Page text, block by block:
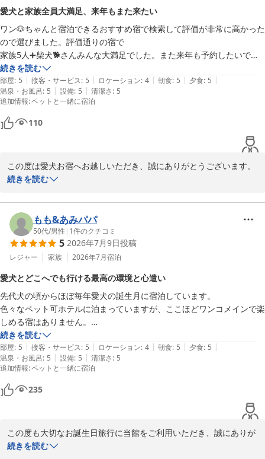
愛犬と家族全員大満足、来年もまた来たい
ワン🐶ちゃんと宿泊できるおすすめ宿で検索して評価が非常に高かった
ので選びました。評価通りの宿で
家族5人➕柴犬🐕さんみんな大満足でした。また来年も予約したいで
す。できたら連泊したい。
大人には嬉しい、プレモルサーバーで飲み放題、子供達もソフトドリン
クやぐり茶飲み放題。
大浴場は、固定のオーガニック系のシャンプー等の他に何種類もの選ん
で使える、シャンプーやボディーソープも置いてあり嬉しかったです。
写真は、夕飯の刺身。勿論新鮮で美味しい。
記念日に無料でお祝いメッセージ付きのケーキを提供して頂き、感謝感
続きを読む
部屋: 5 | 接客・サービス: 5 | ロケーション: 4 | 朝食: 5 | 夕食: 5 |
温泉・お風呂: 5 | 設備: 5 | 清潔さ: 5
追加情報:ペットと一緒に宿泊
110
この度は愛犬お宿へお越しいただき、誠にありがとうございます。
すね)にご満足いただけたとのこと、安心いたしました。
Sちゃんはとても穏やかで、人もわんちゃんも大好きな可愛らしい
姿が印象的でした。スタッフも癒やしの時間をいただき、心より感
謝申し上げます。
うございます。
ご家族皆様でゆったりとした時間をお過ごしいただき、さらに記念
日のお祝いケーキも素敵な思い出のひとつとなりましたこと、大変
光栄でございます。大切な記念日のお手伝いができましたことを嬉
しく思っております。
また来年、ご家族の皆様とSちゃんにお会いできます日を心よりお
待ちしております。
改めまして、この度は当館にご宿泊いただき、誠にありがとうござ
愛犬お宿 伊豆高原
2026-07-30
続きを読む
もも&あみパパ
50代/男性 | 1件のクチコミ
5 2026年7月9日投稿
レジャー 家族 2026年7月宿泊
愛犬とどこへでも行ける最高の環境と心遣い
先代犬の頃からほぼ毎年愛犬の誕生月に宿泊しています。
色々なペット可ホテルに泊まっていますが、ここほどワンコメインで楽
しめる宿はありません。
①ワンコとずっと過ごせます。
一緒にワンコと行けないのは、大浴場くらいです。それ以外の露天風呂
や家族風呂、岩盤浴、カラオケなどどこも一緒に行けます。
②館内での飲み物はオールインクルーシブです。ソフトドリンク以外に
もビール、焼酎、ワイン、ハイボールなど豊富で部屋への持ち込みOK
です。
以前は雨が降った後だと、汚れてしまう感じでしたが人工芝になったの
で雨上がりでも汚れなくなって使い勝手が良くなりました。
④優しいスタッフたち
続きを読む
部屋: 5 | 接客・サービス: 5 | ロケーション: 4 | 朝食: 5 | 夕食: 5 |
温泉・お風呂: 5 | 設備: 5 | 清潔さ: 5
追加情報:ペットと一緒に宿泊
235
この度も大切なお誕生日旅行に当館をご利用いただき、誠にありが
とうございました。
続きを読む